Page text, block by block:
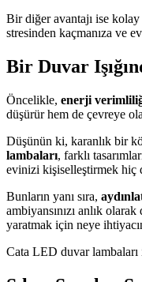
Bir diğer avantajı ise
stresinden kaçmanıza ve
Bir Duvar
Öncelikle, enerji
düşürür hem de çevreye
Düşünün ki, karanlık bir
lambaları, farklı
evinizi kişiselleştirmek hiç
Bunların yanı sıra,
ambiyansınızı anlık
yaratmak için neye
Cata LED duvar lambaları